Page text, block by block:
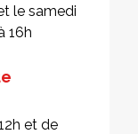
le samedi
16h
et de